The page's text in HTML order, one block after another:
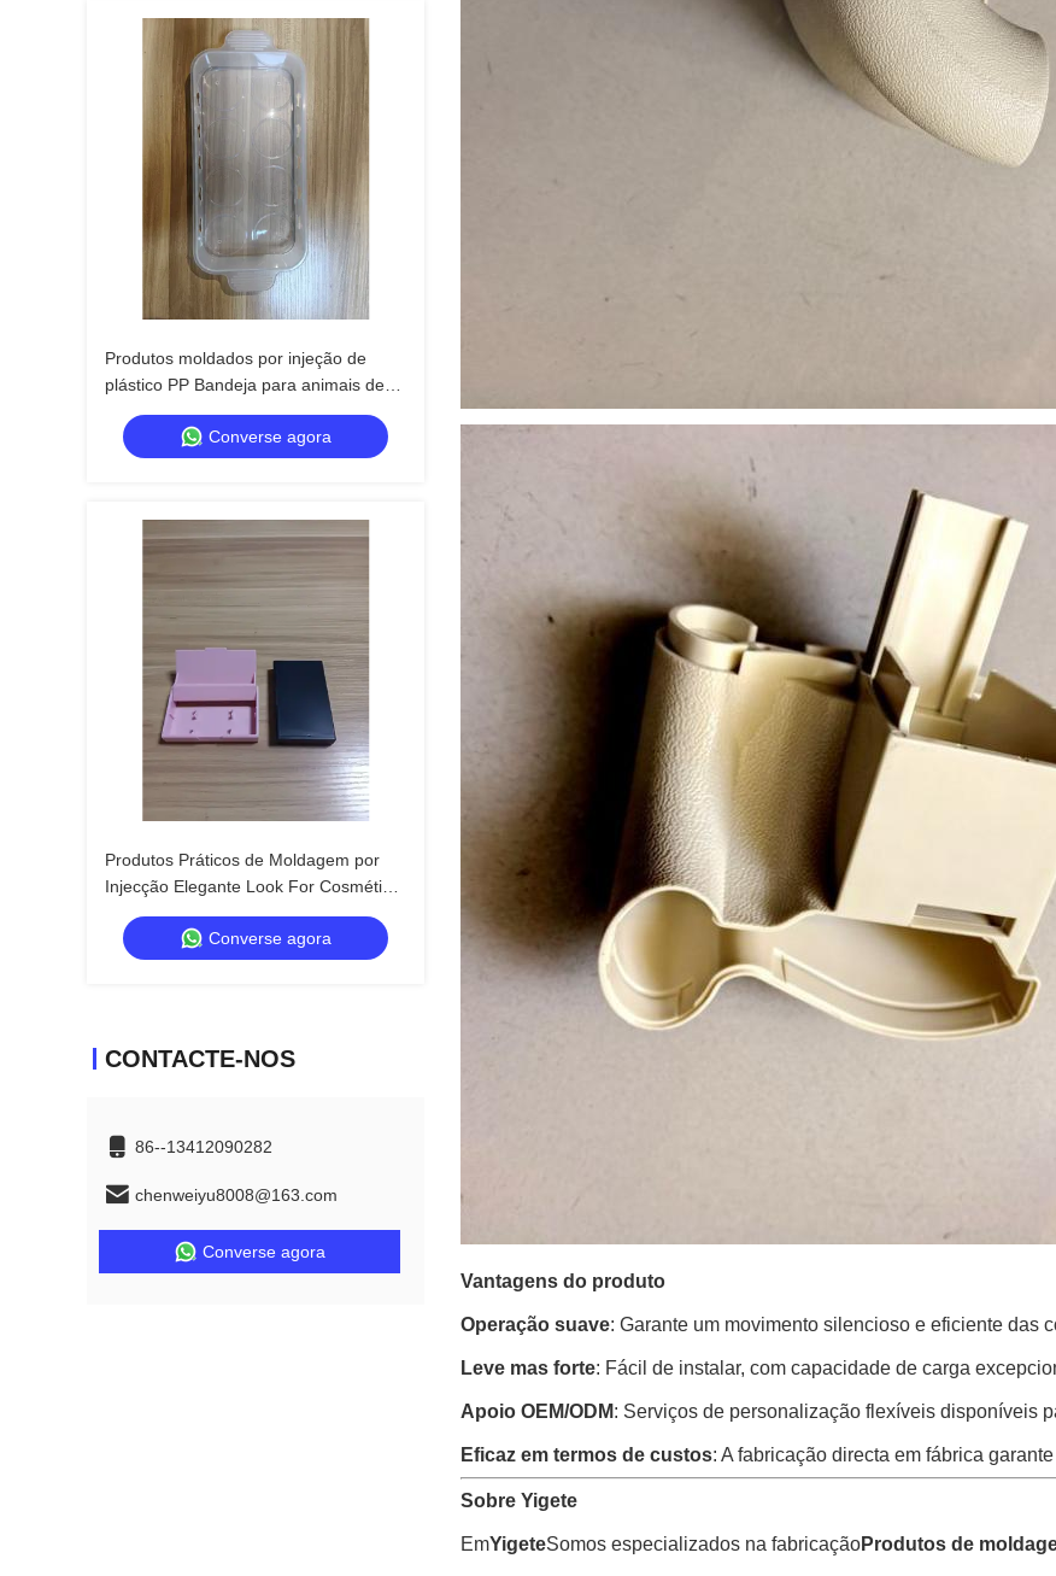
Produtos moldados por injeção de
plástico PP Bandeja para animais de
estimação Produtos personalizados
seguros para animais de estimação
Converse agora
Produtos Práticos de Moldagem por
Injecção Elegante Look For Cosmético
Caixa Decorativa
Converse agora
CONTACTE-NOS
86--13412090282
chenweiyu8008@163.com
Converse agora
Vantagens do produto
Operação suave: Garante um movimento silencioso e eficiente das
Leve mas forte: Fácil de instalar, com capacidade de carga
Apoio OEM/ODM: Serviços de personalização flexíveis disponíveis
Eficaz em termos de custos: A fabricação directa em fábrica
Sobre Yigete
EmYigeteSomos especializados na fabricaçãoProdutos de